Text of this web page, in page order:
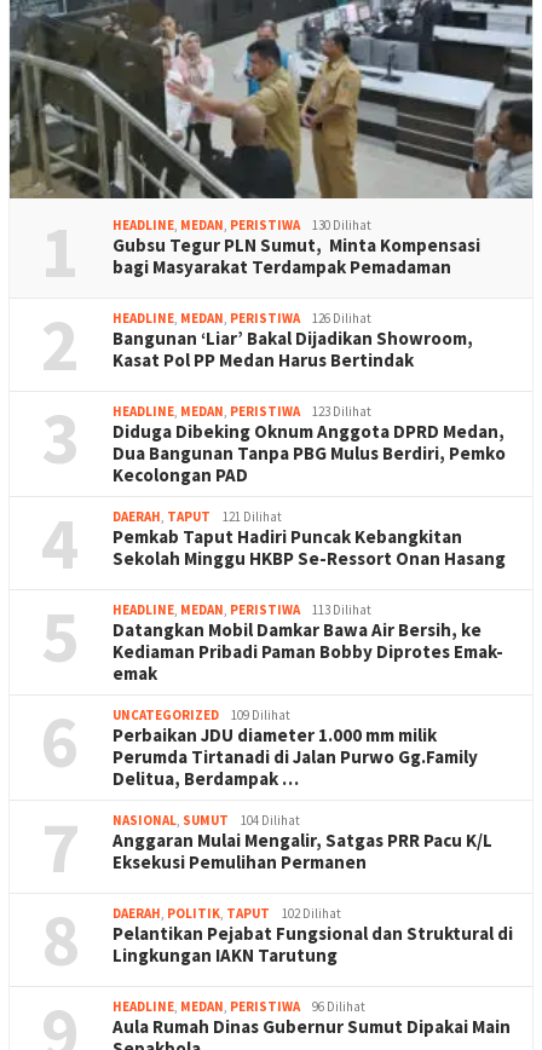
1 HEADLINE, MEDAN, PERISTIWA 130 Dilihat
Gubsu Tegur PLN Sumut, Minta Kompensasi
bagi Masyarakat Terdampak Pemadaman
2 HEADLINE, MEDAN, PERISTIWA 126 Dilihat
Bangunan ‘Liar’ Bakal Dijadikan Showroom,
Kasat Pol PP Medan Harus Bertindak
3 HEADLINE, MEDAN, PERISTIWA 123 Dilihat
Diduga Dibeking Oknum Anggota DPRD Medan,
Dua Bangunan Tanpa PBG Mulus Berdiri, Pemko
Kecolongan PAD
4 DAERAH, TAPUT 121 Dilihat
Pemkab Taput Hadiri Puncak Kebangkitan
Sekolah Minggu HKBP Se-Ressort Onan Hasang
5 HEADLINE, MEDAN, PERISTIWA 113 Dilihat
Datangkan Mobil Damkar Bawa Air Bersih, ke
Kediaman Pribadi Paman Bobby Diprotes Emak-
emak
6 UNCATEGORIZED 109 Dilihat
Perbaikan JDU diameter 1.000 mm milik
Perumda Tirtanadi di Jalan Purwo Gg.Family
Delitua, Berdampak …
7 NASIONAL, SUMUT 104 Dilihat
Anggaran Mulai Mengalir, Satgas PRR Pacu K/L
Eksekusi Pemulihan Permanen
8 DAERAH, POLITIK, TAPUT 102 Dilihat
Pelantikan Pejabat Fungsional dan Struktural di
Lingkungan IAKN Tarutung
HEADLINE, MEDAN, PERISTIWA 96 Dilihat
Aula Rumah Dinas Gubernur Sumut Dipakai Main